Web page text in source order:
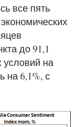
все пять
до 91,1
условий на
на 6,1%, с